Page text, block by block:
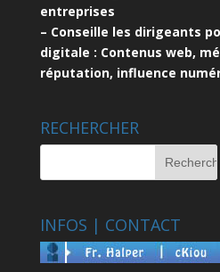
entreprises
– Conseille les dirigeants
digitale : Contenus web,
réputation, influence
RECHERCHER
INFOS | CONTACT